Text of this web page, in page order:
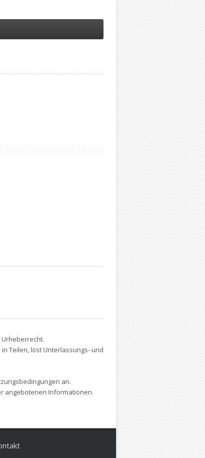
Teilen, löst Unterlassungs- und
an.
angebotenen Informationen.